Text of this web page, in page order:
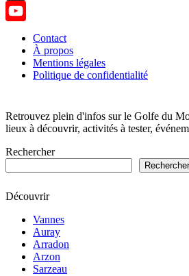
TikTok
Channel
Contact
À propos
Mentions légales
Politique de confidentialité
Retrouvez plein d'infos sur le Golfe du
lieux à découvrir, activités à tester,
Rechercher
Rechercher
Découvrir
Vannes
Auray
Arradon
Arzon
Sarzeau